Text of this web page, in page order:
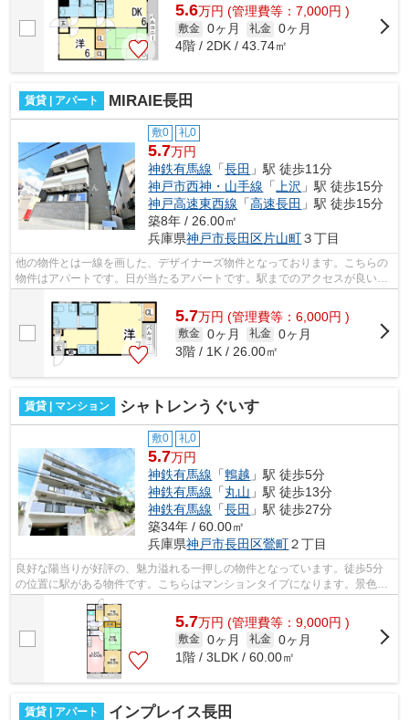
5.6万円 (管理費等：7,000円 )
敷金 0ヶ月 礼金 0ヶ月
4階 / 2DK / 43.74㎡
賃貸 | アパート MIRAIE長田
敷0 礼0
5.7万円
神鉄有馬線 「長田 」駅 徒歩11分
神戸市西神・山手線 「上沢 」駅 徒歩15分
神戸高速東西線 「高速長田 」駅 徒歩15分
築8年 / 26.00㎡
兵庫県神戸市長田区片山町３丁目
他の物件とは一線を画した、デザイナーズ物件となっております。こちらの
物件はアパートです。日が当たるアパートです。駅までのアクセスが良い、
5.7万円 (管理費等：6,000円 )
敷金 0ヶ月 礼金 0ヶ月
3階 / 1K / 26.00㎡
賃貸 | マンション シャトレンうぐいす
敷0 礼0
5.7万円
神鉄有馬線 「鵯越 」駅 徒歩5分
神鉄有馬線 「丸山 」駅 徒歩13分
神鉄有馬線 「長田 」駅 徒歩27分
築34年 / 60.00㎡
兵庫県神戸市長田区鶯町２丁目
良好な陽当りが好評の、魅力溢れる一押しの物件となっています。徒歩5分
の位置に駅がある物件です。こちらはマンションタイプになります。景色を
眺めることには心を癒す効果があり、視...
5.7万円 (管理費等：9,000円 )
敷金 0ヶ月 礼金 0ヶ月
1階 / 3LDK / 60.00㎡
賃貸 | アパート インプレイス長田